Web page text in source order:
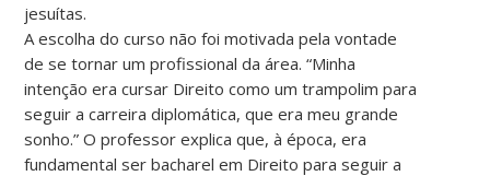
jesuítas.
A escolha do curso não foi motivada pela vontade
de se tornar um profissional da área. “Minha
intenção era cursar Direito como um trampolim para
seguir a carreira diplomática, que era meu grande
sonho.” O professor explica que, à época, era
fundamental ser bacharel em Direito para seguir a